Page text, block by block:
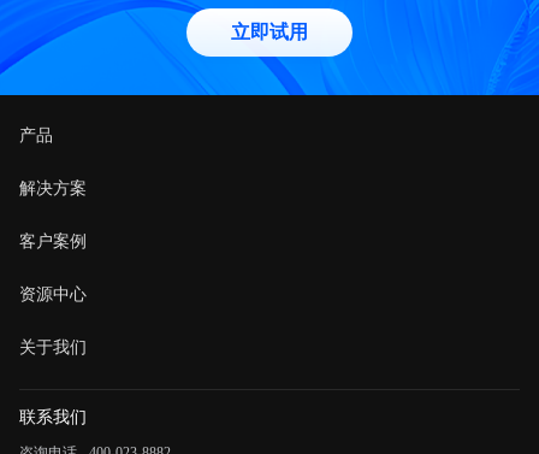
立即试用
产品
解决方案
客户案例
资源中心
关于我们
联系我们